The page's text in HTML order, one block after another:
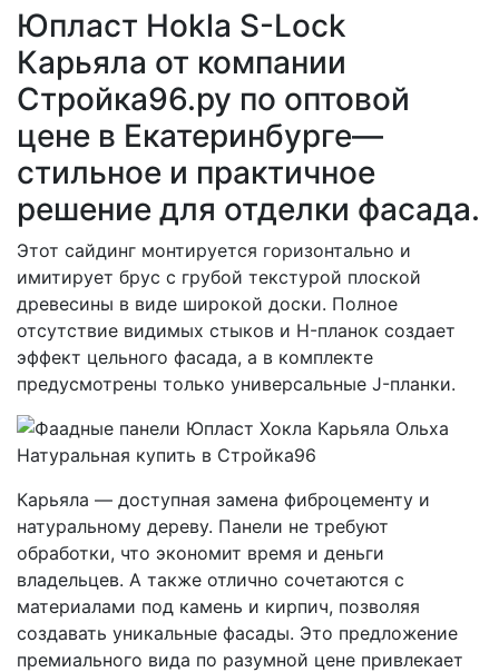
Юпласт Hokla S-Lock
Карьяла от компании
Стройка96.ру по оптовой
цене в Екатеринбурге—
стильное и практичное
решение для отделки фасада.
Этот сайдинг монтируется горизонтально и
имитирует брус с грубой текстурой плоской
древесины в виде широкой доски. Полное
отсутствие видимых стыков и H-планок создает
эффект цельного фасада, а в комплекте
предусмотрены только универсальные J-планки.
Карьяла — доступная замена фиброцементу и
натуральному дереву. Панели не требуют
обработки, что экономит время и деньги
владельцев. А также отлично сочетаются с
материалами под камень и кирпич, позволяя
создавать уникальные фасады. Это предложение
премиального вида по разумной цене привлекает